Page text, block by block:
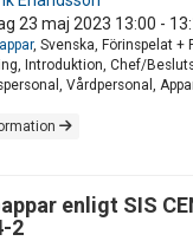
23 maj 2023 13:00 -
, Svenska, Förinspelat +
Introduktion, Chef/
Vårdpersonal,
enligt SIS
2